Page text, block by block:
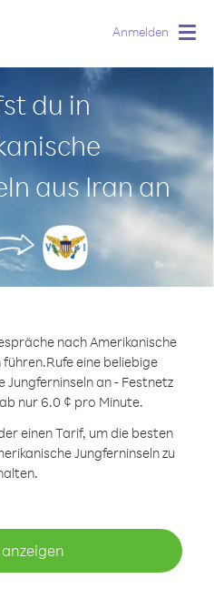
Anmelden
du in
aus Iran an
nach Amerikanische
führen.Rufe eine beliebige
Jungferninseln an - Festnetz
nur 6.0 ¢ pro Minute.
einen Tarif, um die besten
Jungferninseln zu